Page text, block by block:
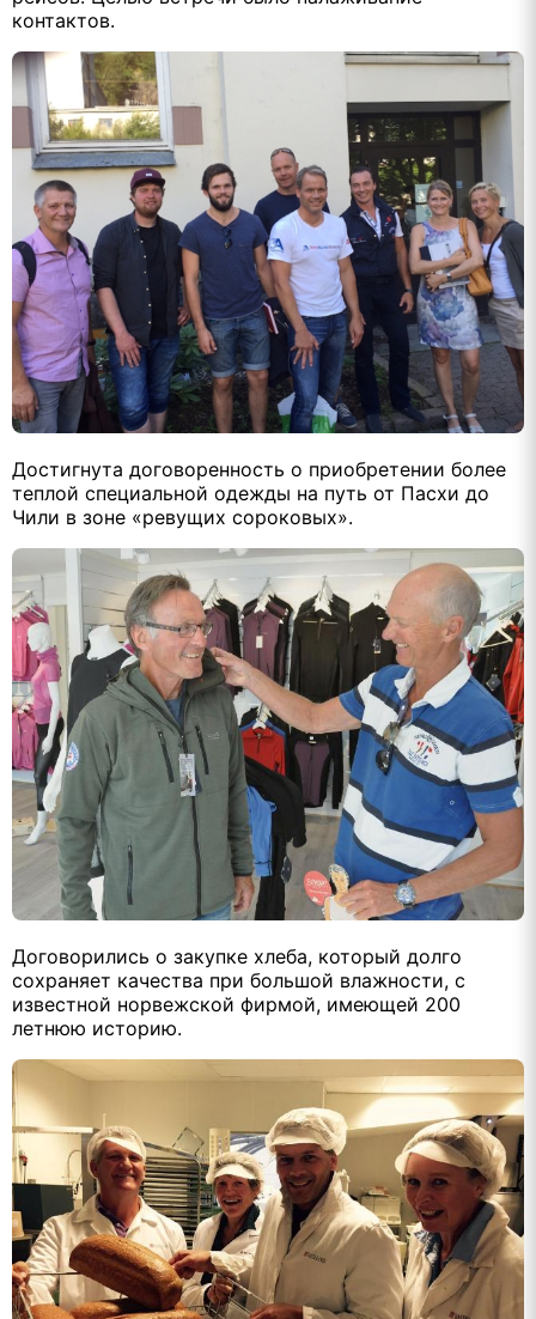
контактов.
Достигнута договоренность о приобретении более
теплой специальной одежды на путь от Пасхи до
Чили в зоне «ревущих сороковых».
Договорились о закупке хлеба, который долго
сохраняет качества при большой влажности, с
известной норвежской фирмой, имеющей 200
летнюю историю.